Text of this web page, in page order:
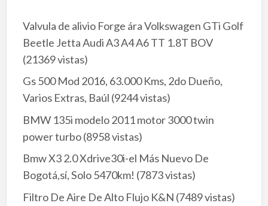
Valvula de alivio Forge ára Volkswagen GTi Golf
Beetle Jetta Audi A3 A4 A6 TT 1.8T BOV
(21369 vistas)
Gs 500 Mod 2016, 63.000 Kms, 2do Dueño,
Varios Extras, Baúl (9244 vistas)
BMW 135i modelo 2011 motor 3000 twin
power turbo(8958 vistas)
Bmw X3 2.0 Xdrive30i-el Más Nuevo De
Bogotá,sí, Solo 5470km! (7873 vistas)
Filtro De Aire De Alto Flujo K&N (7489 vistas)